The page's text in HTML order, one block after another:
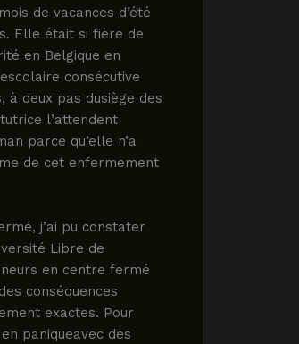
de vacances d’été
Elle était si fière de
en Belgique en
consécutive
à deux pas dusiège des
l’attendent
parce qu’elle n’a
de cet enfermement
j’ai pu constater
Libre de
en centre fermé
conséquences
exactes. Pour
paniqueavec des